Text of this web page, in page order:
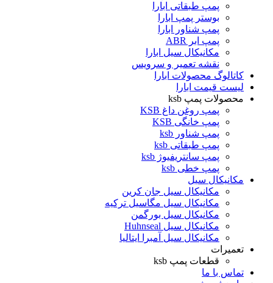
پمپ طبقاتی ابارا
بوستر پمپ ابارا
پمپ شناور ابارا
پمپ ابر ABR
مکانیکال سیل ابارا
نقشه تعمیر و سرویس
کاتالوگ محصولات ابارا
لیست قیمت ابارا
محصولات پمپ ksb
پمپ روغن داغ KSB
پمپ خانگی KSB
پمپ شناور ksb
پمپ طبقاتی ksb
پمپ سانتریفیوژ ksb
پمپ خطی ksb
مکانیکال سیل
مکانیکال سیل جان کرین
مکانیکال سیل مگاسیل ترکیه
مکانیکال سیل بورگمن
مکانیکال سیل Huhnseal
مکانیکال سیل آمبرا ایتالیا
تعمیرات
قطعات پمپ ksb
تماس با ما